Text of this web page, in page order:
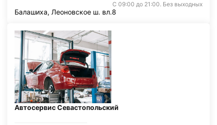
С 09:00 до 21:00. Без выходных
Балашиха, Леоновское ш. вл.8
Автосервис Севастопольский